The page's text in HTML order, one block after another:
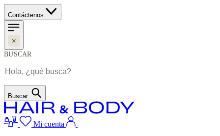
Contáctenos
BUSCAR
Buscar
Mi cuenta